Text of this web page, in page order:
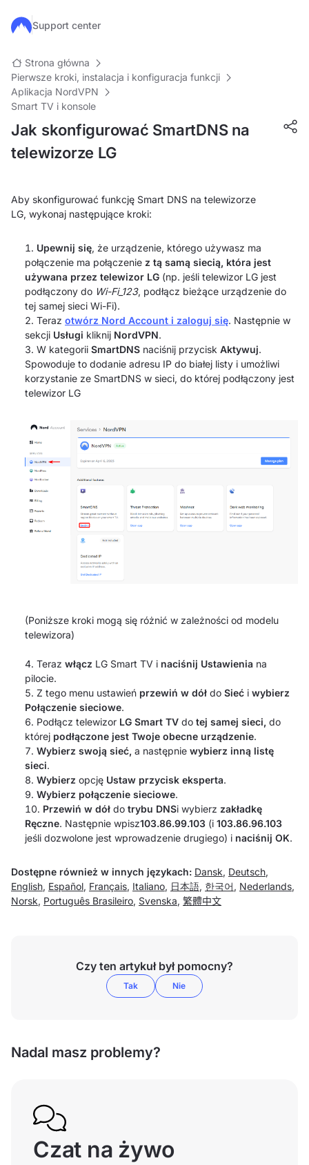
Przejdź do głównej treści
Support center
Strona główna
Pierwsze kroki, instalacja i konfiguracja funkcji
Aplikacja NordVPN
Smart TV i konsole
Jak skonfigurować SmartDNS na
telewizorze LG
Aby skonfigurować funkcję Smart DNS na telewizorze
LG, wykonaj następujące kroki:
Upewnij się, że urządzenie, którego używasz ma
połączenie ma połączenie z tą samą siecią, która jest
używana przez telewizor LG (np. jeśli telewizor LG jest
podłączony do Wi-Fi_123, podłącz bieżące urządzenie do
tej samej sieci Wi-Fi).
Teraz otwórz Nord Account i zaloguj się. Następnie w
sekcji Usługi kliknij NordVPN.
W kategorii SmartDNS naciśnij przycisk Aktywuj.
Spowoduje to dodanie adresu IP do białej listy i umożliwi
korzystanie ze SmartDNS w sieci, do której podłączony jest
telewizor LG
(Poniższe kroki mogą się różnić w zależności od modelu
telewizora)
Teraz włącz LG Smart TV i naciśnij Ustawienia na
pilocie.
Z tego menu ustawień przewiń w dół do Sieć i wybierz
Połączenie sieciowe.
Podłącz telewizor LG Smart TV do tej samej sieci, do
której podłączone jest Twoje obecne urządzenie.
Wybierz swoją sieć, a następnie wybierz inną listę
sieci.
Wybierz opcję Ustaw przycisk eksperta.
Wybierz połączenie sieciowe.
Przewiń w dół do trybu DNSi wybierz zakładkę
Ręczne. Następnie wpisz103.86.99.103 (i 103.86.96.103
jeśli dozwolone jest wprowadzenie drugiego) i naciśnij OK.
Dostępne również w innych językach: Dansk, Deutsch,
English, Español, Français, Italiano, 日本語, 한국어 , Nederlands,
Norsk, Português Brasileiro, Svenska, 繁體中文
Czy ten artykuł był pomocny?
Tak Nie
Nadal masz problemy?
Czat na żywo